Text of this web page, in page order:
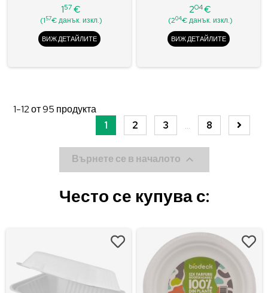
Цена
157 €
(157€ данък. изкл.)
ВИЖ ДЕТАЙЛИТЕ
Цена
204€
(204€ данък. изкл.)
ВИЖ ДЕТАЙЛИТЕ
1-12от95 продукта
1
2 3 … 8
Върнете се в началото 
Често се купува с: